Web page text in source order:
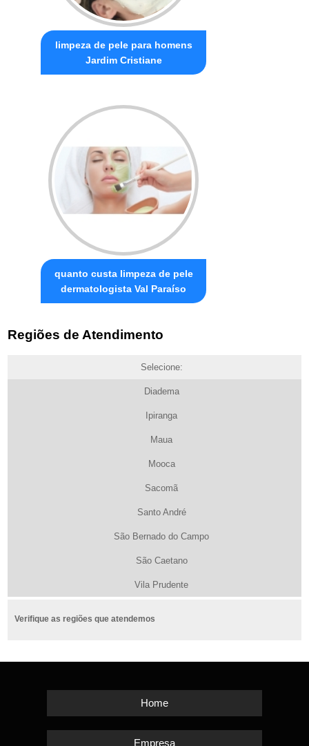
limpeza de pele para homens
Jardim Cristiane
quanto custa limpeza de pele
dermatologista Val Paraíso
Regiões de Atendimento
Selecione:
Diadema
Ipiranga
Maua
Mooca
Sacomã
Santo André
São Bernado do Campo
São Caetano
Vila Prudente
Verifique as regiões que atendemos
Home
Empresa